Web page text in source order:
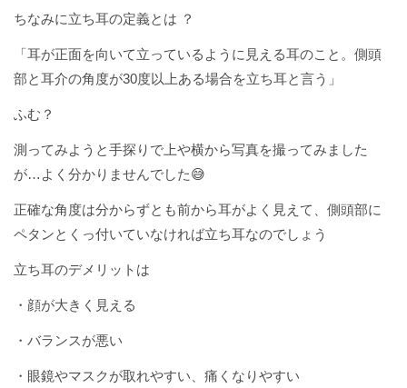
ちなみに立ち耳の定義とは ？
「耳が正面を向いて立っているように見える耳のこと。側頭
部と耳介の角度が30度以上ある場合を立ち耳と言う」
ふむ？
測ってみようと手探りで上や横から写真を撮ってみました
が…よく分かりませんでした😅
正確な角度は分からずとも前から耳がよく見えて、側頭部に
ペタンとくっ付いていなければ立ち耳なのでしょう
立ち耳のデメリットは
・顔が大きく見える
・バランスが悪い
・眼鏡やマスクが取れやすい、痛くなりやすい